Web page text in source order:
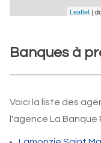
Leaflet |
Banques à
Voici la liste des
l'agence La Banque